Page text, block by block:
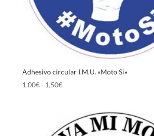
Adhesivo circular I.M.U. «Moto Si»
1,00€- 1,50€Rango
desde
1,00€